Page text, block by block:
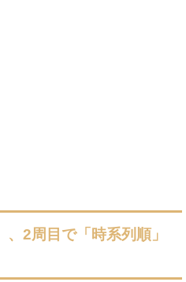
2周目で「時系列順」